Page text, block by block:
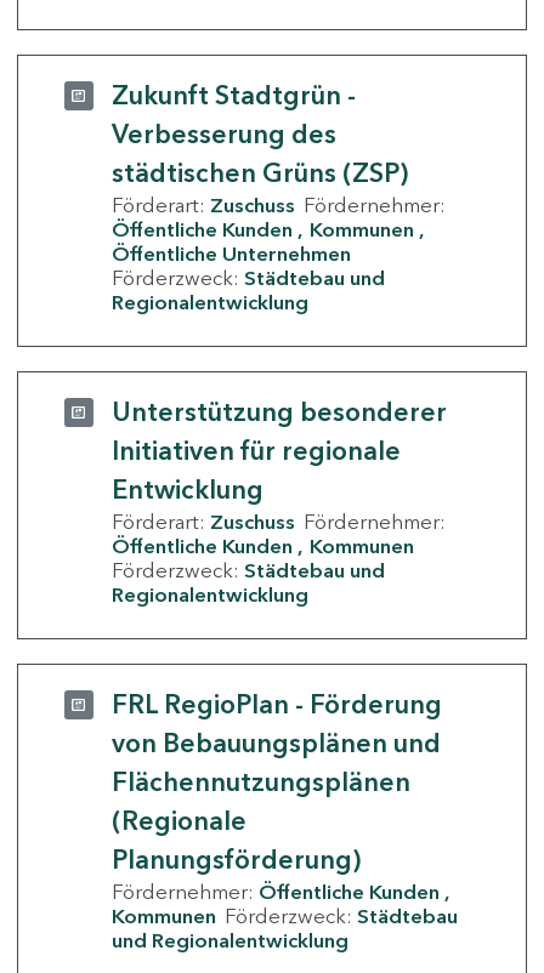
Zukunft Stadtgrün -
Verbesserung des
städtischen Grüns (ZSP)
Förderart: Zuschuss Fördernehmer:
Öffentliche Kunden
Kommunen
Öffentliche Unternehmen
Förderzweck: Städtebau und
Regionalentwicklung
Unterstützung besonderer
Initiativen für regionale
Entwicklung
Förderart: Zuschuss Fördernehmer:
Öffentliche Kunden
Kommunen
Förderzweck: Städtebau und
Regionalentwicklung
FRL RegioPlan - Förderung
von Bebauungsplänen und
Flächennutzungsplänen
(Regionale
Planungsförderung)
Fördernehmer: Öffentliche Kunden
Kommunen Förderzweck: Städtebau
und Regionalentwicklung